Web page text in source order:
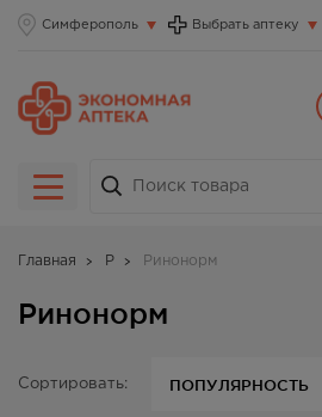
Симферополь Выбрать аптеку
Главная Р Ринонорм
Ринонорм
Сортировать: ПОПУЛЯРНОСТЬ